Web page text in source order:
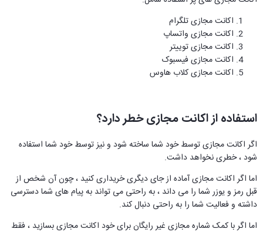
اکانت مجازی تلگرام
اکانت مجازی واتساپ
اکانت مجازی توییتر
اکانت مجازی فیسبوک
اکانت مجازی کلاب هاوس
استفاده از اکانت مجازی خطر دارد؟
اگر اکانت مجازی توسط خود شما ساخته شود و نیز توسط خود شما استفاده
شود ، خطری نخواهد داشت.
اما اگر اکانت مجازی آماده از جای دیگری خریداری کنید ، چون آن شخص از
قبل رمز و یوزر شما را می داند ، به راحتی می تواند به پیام های شما دسترسی
داشته و فعالیت شما را به راحتی دنبال کند.
اما اگر با کمک شماره مجازی غیر رایگان برای خود اکانت مجازی بسازید ، فقط